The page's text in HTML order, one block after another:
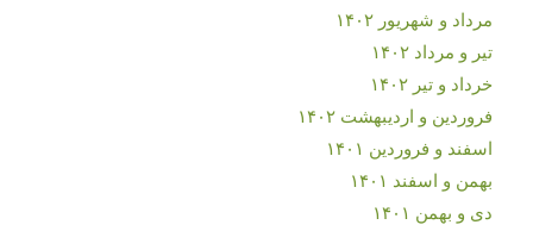
مرداد و شهریور ۱۴۰۲
تیر و مرداد ۱۴۰۲
خرداد و تیر ۱۴۰۲
فروردین و اردیبهشت ۱۴۰۲
اسفند و فروردین ۱۴۰۱
بهمن و اسفند ۱۴۰۱
دی و بهمن ۱۴۰۱